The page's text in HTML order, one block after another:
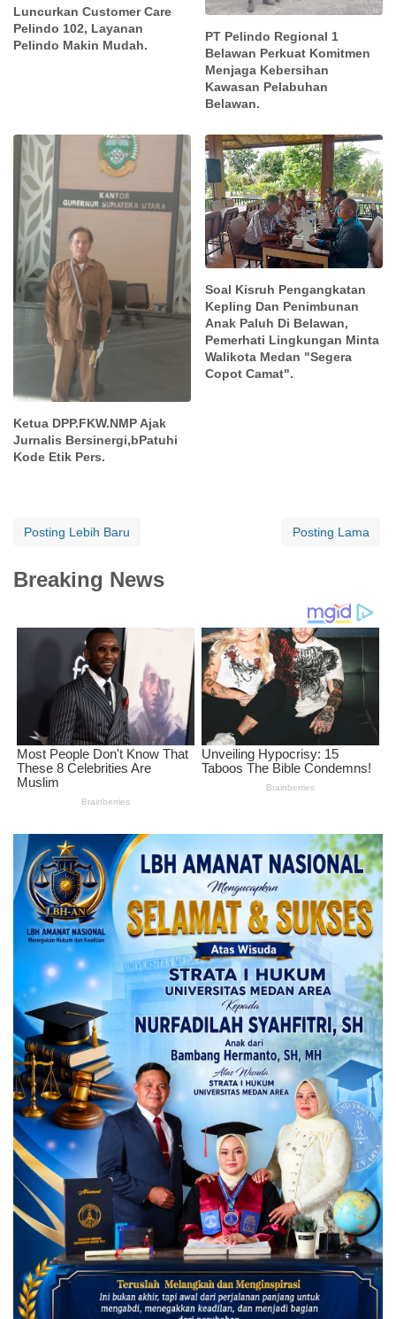
Luncurkan Customer Care
Pelindo 102, Layanan
Pelindo Makin Mudah.
PT Pelindo Regional 1
Belawan Perkuat Komitmen
Menjaga Kebersihan
Kawasan Pelabuhan
Belawan.
Ketua DPP.FKW.NMP Ajak
Jurnalis Bersinergi,bPatuhi
Kode Etik Pers.
Soal Kisruh Pengangkatan
Kepling Dan Penimbunan
Anak Paluh Di Belawan,
Pemerhati Lingkungan Minta
Walikota Medan "Segera
Copot Camat".
Posting Lebih Baru Posting Lama
Breaking News